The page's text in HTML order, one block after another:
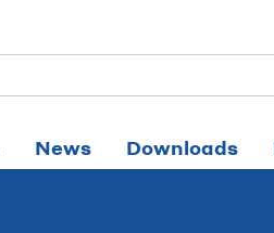
News Downloads